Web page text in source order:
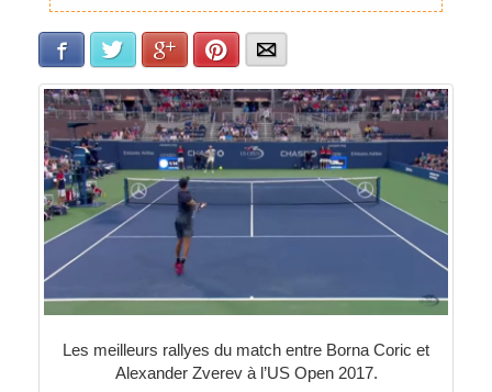
Facebook Twitter Google+Pinterest
Les meilleurs rallyes du match entre Borna Coric et
Alexander Zverev à l’US Open 2017.